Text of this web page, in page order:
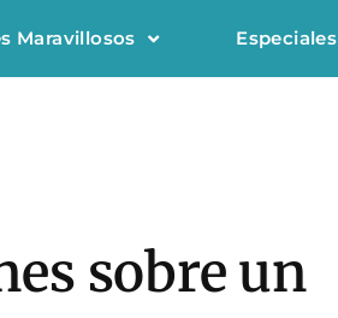
Maravillosos Especiales
sobre un